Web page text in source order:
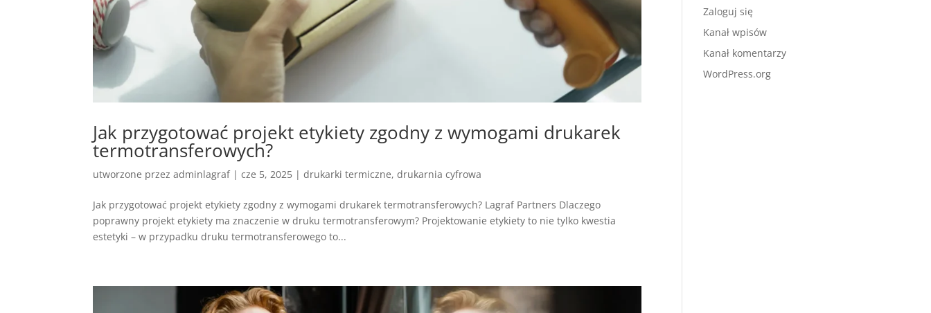
Jak przygotować projekt etykiety zgodny z wymogami drukarek
termotransferowych?
utworzone przezadminlagraf|cze 5, 2025 |drukarki termiczne,drukarnia cyfrowa
Jak przygotować projekt etykiety zgodny z wymogami drukarek termotransferowych? Lagraf Partners Dlaczego
poprawny projekt etykiety ma znaczenie w druku termotransferowym? Projektowanie etykiety to nie tylko kwestia
estetyki – w przypadku druku termotransferowego to...
Zaloguj się
Kanał wpisów
Kanał komentarzy
WordPress.org